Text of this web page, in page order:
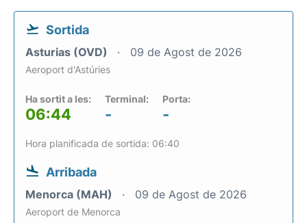
Sortida
Asturias (OVD) 09 de Agost de 2026
Aeroport d'Astúries
Ha sortit a les:
06:44
Terminal:
-
Porta:
-
Hora planificada de sortida: 06:40
Arribada
Menorca (MAH) 09 de Agost de 2026
Aeroport de Menorca